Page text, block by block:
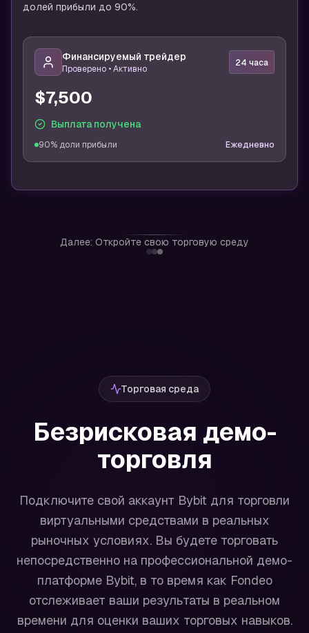
долей прибыли до 90%.
Финансируемый трейдер
Проверено • Активно
24 часа
$7,500
Выплата получена
90% доли прибыли Ежедневно
Далее: Откройте свою торговую среду
Торговая среда
Безрисковая демо-
торговля
Подключите свой аккаунт Bybit для торговли
виртуальными средствами в реальных
рыночных условиях. Вы будете торговать
непосредственно на профессиональной демо-
платформе Bybit, в то время как Fondeo
отслеживает ваши результаты в реальном
времени для оценки ваших торговых навыков.